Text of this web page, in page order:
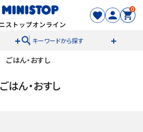
0
search キーワードから探す
ごはん・おすし
ごはん・おすし